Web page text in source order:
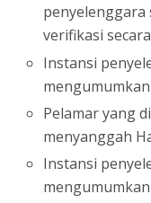
penyelenggara
verifikasi
Instansi
Pelamar yang
menyanggah
Instansi